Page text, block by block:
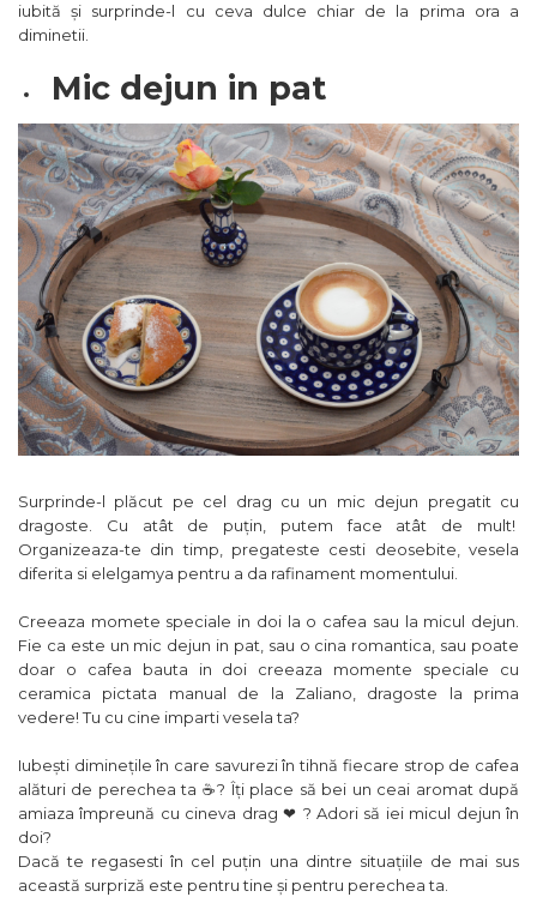
iubită și surprinde-l cu ceva dulce chiar de la prima ora a
diminetii.
Mic dejun in pat
Surprinde-l plăcut pe cel drag cu un mic dejun pregatit cu
dragoste. Cu atât de puțin, putem face atât de mult!
Organizeaza-te din timp, pregateste cesti deosebite, vesela
diferita si elelgamya pentru a da rafinament momentului.
Creeaza momete speciale in doi la o cafea sau la micul dejun.
Fie ca este un mic dejun in pat, sau o cina romantica, sau poate
doar o cafea bauta in doi creeaza momente speciale cu
ceramica pictata manual de la Zaliano, dragoste la prima
vedere! Tu cu cine imparti vesela ta?
Iubești diminețile în care savurezi în tihnă fiecare strop de cafea
alături de perechea ta ☕? Îți place să bei un ceai aromat după
amiaza împreună cu cineva drag ❤ ? Adori să iei micul dejun în
doi?
Dacă te regasesti în cel puțin una dintre situațiile de mai sus
această surpriză este pentru tine și pentru perechea ta.